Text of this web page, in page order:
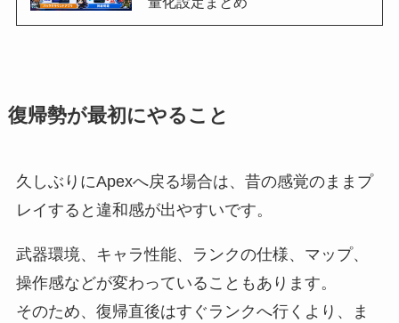
復帰勢が最初にやること
久しぶりにApexへ戻る場合は、昔の感覚のままプ
レイすると違和感が出やすいです。
武器環境、キャラ性能、ランクの仕様、マップ、
操作感などが変わっていることもあります。
そのため、復帰直後はすぐランクへ行くより、ま